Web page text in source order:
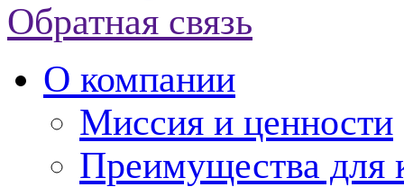
Обратная связь
О компании
Миссия и ценности
Преимущества для